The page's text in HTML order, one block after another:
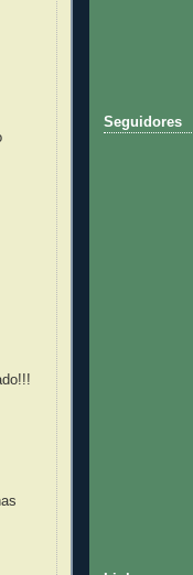
Seguidores